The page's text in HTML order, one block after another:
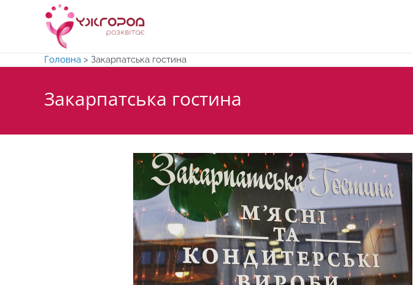
Головна > Закарпатська гостина
Закарпатська гостина